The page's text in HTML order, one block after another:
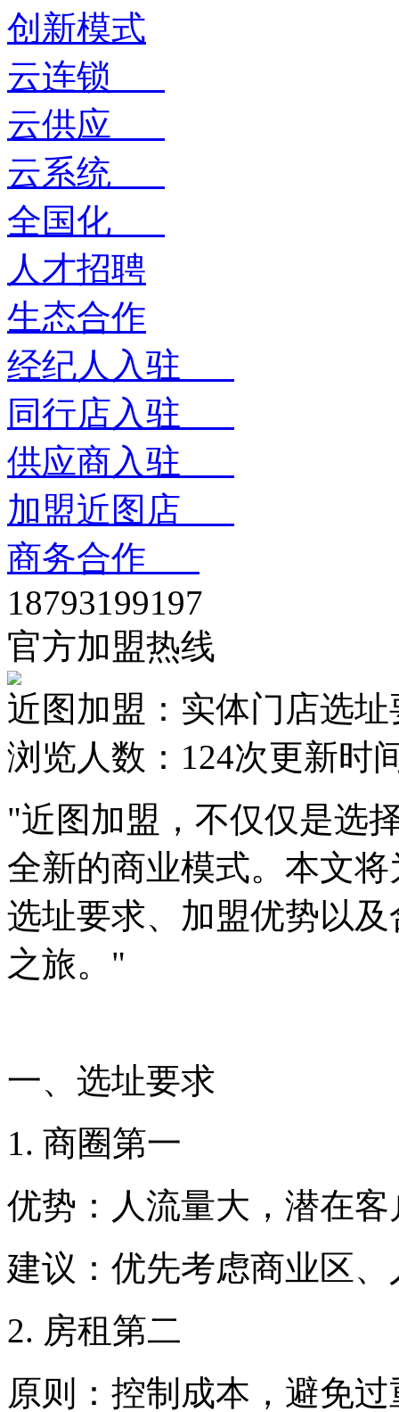
创新模式
云连锁
云供应
云系统
全国化
人才招聘
生态合作
经纪人入驻
同行店入驻
供应商入驻
加盟近图店
商务合作
18793199197
官方加盟热线
近图加盟：实体门店选
浏览人数： 124次更新时
"近图加盟，不仅仅是选
全新的商业模式。本文
选址要求、加盟优势以
之旅。"
一、选址要求
1. 商圈第一
优势：人流量大，潜在客
建议：优先考虑商业区
2. 房租第二
原则：控制成本，避免